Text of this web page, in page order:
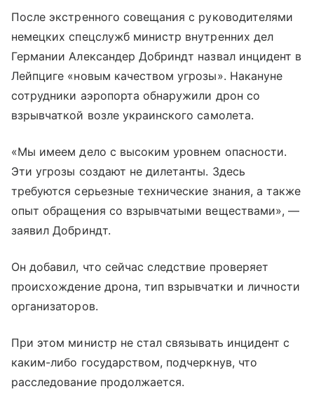
После экстренного совещания с руководителями
немецких спецслужб министр внутренних дел
Германии Александер Добриндт назвал инцидент в
Лейпциге «новым качеством угрозы». Накануне
сотрудники аэропорта обнаружили дрон со
взрывчаткой возле украинского самолета.
«Мы имеем дело с высоким уровнем опасности.
Эти угрозы создают не дилетанты. Здесь
требуются серьезные технические знания, а также
опыт обращения со взрывчатыми веществами», —
заявил Добриндт.
Он добавил, что сейчас следствие проверяет
происхождение дрона, тип взрывчатки и личности
организаторов.
При этом министр не стал связывать инцидент с
каким-либо государством, подчеркнув, что
расследование продолжается.